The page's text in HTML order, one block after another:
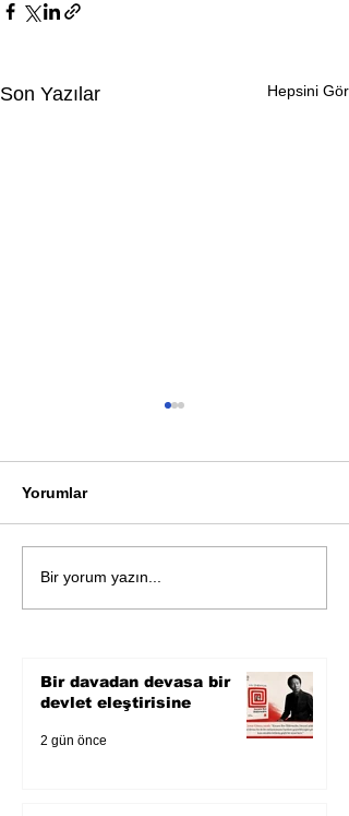
Son Yazılar Hepsini Gör
Zihnin derinliklerinden
Yorumlar
Bir yorum yazın...
Bir davadan devasa bir
devlet eleştirisine
2 gün önce